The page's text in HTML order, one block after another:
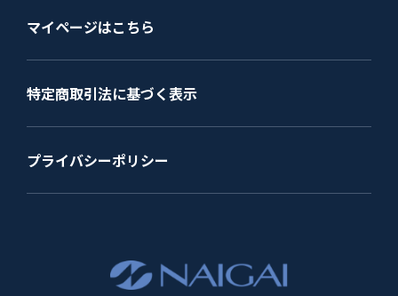
マイページはこちら
特定商取引法に基づく表示
プライバシーポリシー